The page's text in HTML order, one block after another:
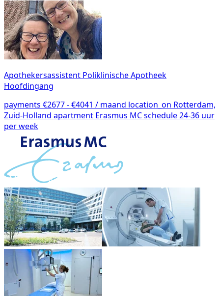
Apothekersassistent Poliklinische Apotheek
Hoofdingang
payments €2677 - €4041 / maand location_on Rotterdam,
Zuid-Holland apartment Erasmus MCschedule24-36 uur
per week